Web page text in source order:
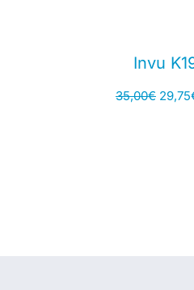
Invu
35,00€ 29,75